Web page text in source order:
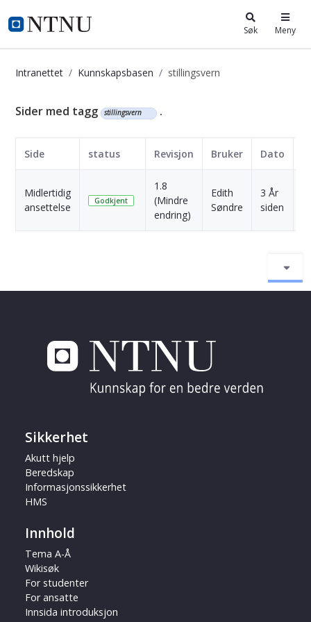
i.ntnu.no Søk Meny
Intranettet Kunnskapsbasen stillingsvern
Kunnskapsbasen
Sider med tagg stillingsvern .
Side status Revisjon Bruker Dato
Midlertidig
ansettelse
Godkjent
1.8
(Mindre
endring)
Edith
Søndre
3 År
siden
Sikkerhet
Akutt hjelp
Beredskap
Informasjonssikkerhet
HMS
Innhold
Tema A-Å
Wikisøk
For studenter
For ansatte
Innsida introduksjon